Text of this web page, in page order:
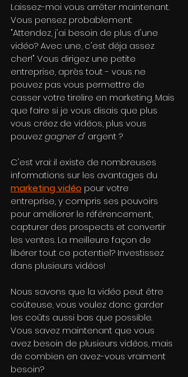
Laissez-moi vous arrêter maintenant.
Vous pensez probablement:
"Attendez, j'ai besoin de plus d'une
vidéo? Avec une, c'est déja assez
cher!" Vous dirigez une petite
entreprise, après tout - vous ne
pouvez pas vous permettre de
casser votre tirelire en marketing. Mais
que faire si je vous disais que plus
vous créez de vidéos, plus vous
pouvez gagner d' argent ?
C'est vrai: il existe de nombreuses
informations sur les avantages du
marketing vidéo pour votre
entreprise, y compris ses pouvoirs
pour améliorer le référencement,
capturer des prospects et convertir
les ventes. La meilleure façon de
libérer tout ce potentiel? Investissez
dans plusieurs vidéos!
Nous savons que la vidéo peut être
coûteuse, vous voulez donc garder
les coûts aussi bas que possible.
Vous savez maintenant que vous
avez besoin de plusieurs vidéos, mais
de combien en avez-vous vraiment
besoin?